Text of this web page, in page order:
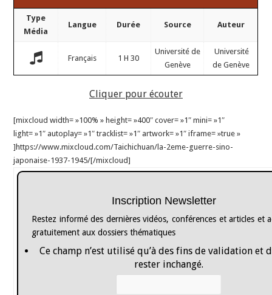
Type
Média
Langue Durée Source Auteur
Français 1 H 30
Université de
Genève
Université
de Genève
Cliquer pour écouter
[mixcloud width= »100% » height= »400″ cover= »1″ mini= »1″
light= »1″ autoplay= »1″ tracklist= »1″ artwork= »1″ iframe= »true »
]https://www.mixcloud.com/Taichichuan/la-2eme-guerre-sino-
japonaise-1937-1945/[/mixcloud]
Inscription Newsletter
Restez informé des dernières vidéos, conférences et articles et
gratuitement aux dossiers thématiques
Ce champ n’est utilisé qu’à des fins de validation et
rester inchangé.